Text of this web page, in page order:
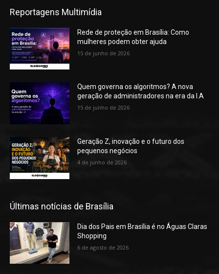
Reportagens Multimídia
Rede de proteção em Brasília: Como
mulheres podem obter ajuda
15 de junho de 2026
Quem governa os algoritmos? A nova
geração de administradores na era da I.A
15 de junho de 2026
Geração Z, inovação e o futuro dos
pequenos negócios
4 de junho de 2026
Últimas notícias de Brasília
Dia dos Pais em Brasília é no Águas Claras
Shopping
6 de agosto de 2026